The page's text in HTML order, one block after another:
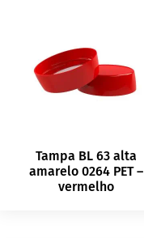
Tampa BL 63 alta
amarelo 0264 PET –
vermelho